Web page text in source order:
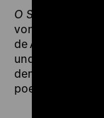
O Som da Terra a
von Rita
de Almeida.
und minutiös
dem Film eine
poetische Kraft